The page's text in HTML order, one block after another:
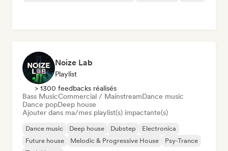
Noize Lab
Playlist
> 1300 feedbacks réalisés
Bass MusicCommercial / MainstreamDance music
Dance popDeep house
Ajouter dans ma/mes playlist(s) impactante(s)
Dance music Deep house Dubstep
Electronica
Future house
Melodic & Progressive House
Psy-Trance